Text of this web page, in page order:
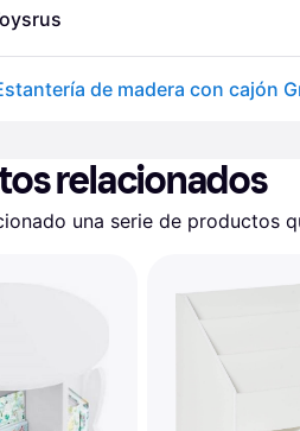
de madera con cajón
relacionados
una serie de productos